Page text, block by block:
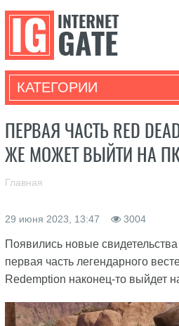
КАТЕГОРИИ
ПЕРВАЯ ЧАСТЬ RED
ЖЕ МОЖЕТ ВЫЙТИ НА
Главная
29 июня 2023, 13:47 3004
Появились новые свидетельства
первая часть легендарного
Redemption наконец-то выйдет